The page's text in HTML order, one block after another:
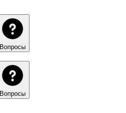
Вопросы
Вопросы